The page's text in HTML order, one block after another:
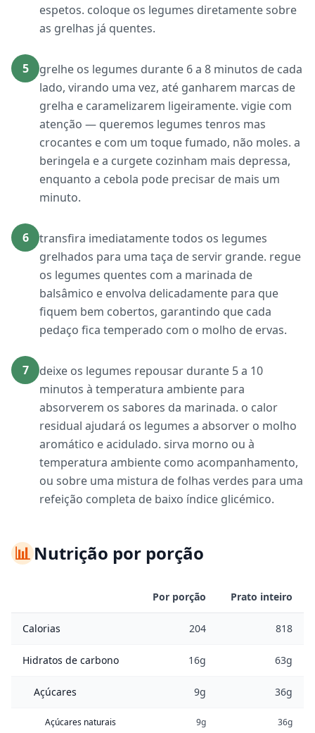
espetos. coloque os legumes diretamente sobre
as grelhas já quentes.
5
grelhe os legumes durante 6 a 8 minutos de cada
lado, virando uma vez, até ganharem marcas de
grelha e caramelizarem ligeiramente. vigie com
atenção — queremos legumes tenros mas
crocantes e com um toque fumado, não moles. a
beringela e a curgete cozinham mais depressa,
enquanto a cebola pode precisar de mais um
minuto.
6
transfira imediatamente todos os legumes
grelhados para uma taça de servir grande. regue
os legumes quentes com a marinada de
balsâmico e envolva delicadamente para que
fiquem bem cobertos, garantindo que cada
pedaço fica temperado com o molho de ervas.
7
deixe os legumes repousar durante 5 a 10
minutos à temperatura ambiente para
absorverem os sabores da marinada. o calor
residual ajudará os legumes a absorver o molho
aromático e acidulado. sirva morno ou à
temperatura ambiente como acompanhamento,
ou sobre uma mistura de folhas verdes para uma
refeição completa de baixo índice glicémico.
📊Nutrição por porção
Por porção Prato inteiro
Calorias 204 818
Hidratos de carbono 16g 63g
Açúcares 9g 36g
Açúcares naturais 9g 36g